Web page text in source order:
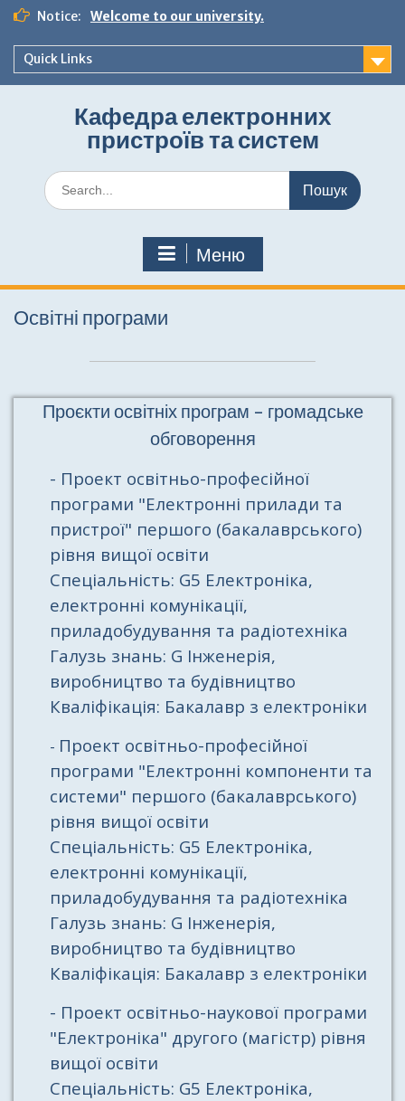
Перейти
вмісту
Notice: Welcome to our university.
Quick Links
Кафедра електронних
пристроїв та систем
Шукати:
Меню
Освітні програми
Проєкти освітніх програм - громадське
обговорення
- Проект освітньо-професійної
програми "Електронні прилади та
пристрої" першого (бакалаврського)
рівня вищої освіти
Спеціальність: G5 Електроніка,
електронні комунікації,
приладобудування та радіотехніка
Галузь знань: G Інженерія,
виробництво та будівництво
Кваліфікація: Бакалавр з електроніки
- Проект освітньо-професійної
програми "Електронні компоненти та
системи" першого (бакалаврського)
рівня вищої освіти
Спеціальність: G5 Електроніка,
електронні комунікації,
приладобудування та радіотехніка
Галузь знань: G Інженерія,
виробництво та будівництво
Кваліфікація: Бакалавр з електроніки
- Проект освітньо-наукової програми
"Електроніка" другого (магістр) рівня
вищої освіти
Спеціальність: G5 Електроніка,